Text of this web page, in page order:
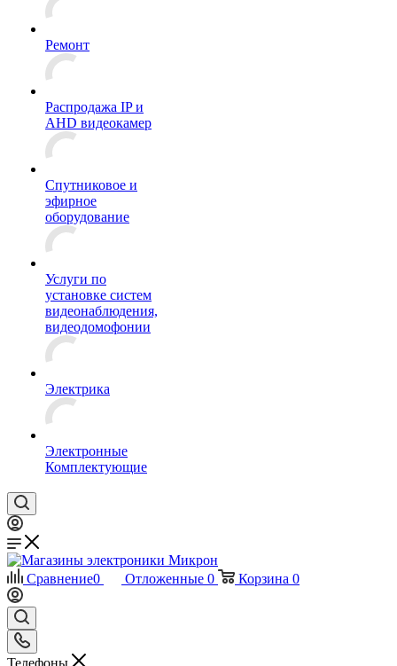
Ремонт
Распродажа IP и
AHD видеокамер
Спутниковое и
эфирное
оборудование
Услуги по
установке систем
видеонаблюдения,
видеодомофонии
Электрика
Электронные
Комплектующие
Сравнение0 Отложенные 0 Корзина 0
Телефоны